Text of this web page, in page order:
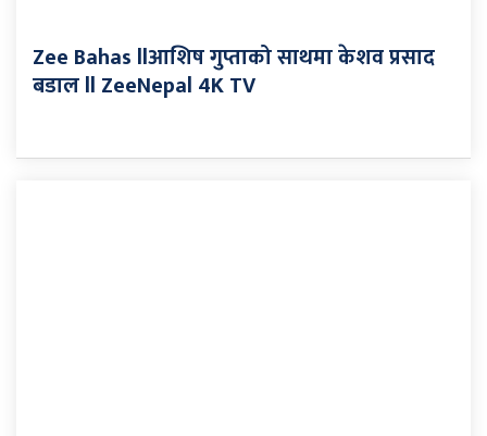
Zee Bahas llआशिष गुप्ताको साथमा केशव प्रसाद
बडाल ll ZeeNepal 4K TV